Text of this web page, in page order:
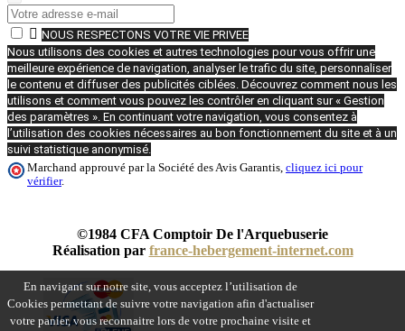
En navigant sur notre site, vous acceptez l’utilisation de
Cookies permettant de suivre votre navigation afin d'actualiser
votre panier, vous reconnaitre lors de votre prochaine visite et
 NOUS RESPECTONS VOTRE VIE PRIVEE
Nous utilisons des cookies et autres technologies pour vous offrir une
meilleure expérience de navigation, analyser le trafic du site, personnaliser
le contenu et diffuser des publicités ciblées. Découvrez comment nous les
utilisons et comment vous pouvez les contrôler en cliquant sur « Gestion
des paramètres ». En continuant votre navigation, vous consentez à
l’utilisation des cookies nécessaires au bon fonctionnement du site et à un
suivi statistique anonymisé.
Marchand approuvé par la Société des Avis Garantis, cliquez ici pour
vérifier.
©1984 CFA Comptoir De l'Arquebuserie
Réalisation par france-hebergement-internet.com